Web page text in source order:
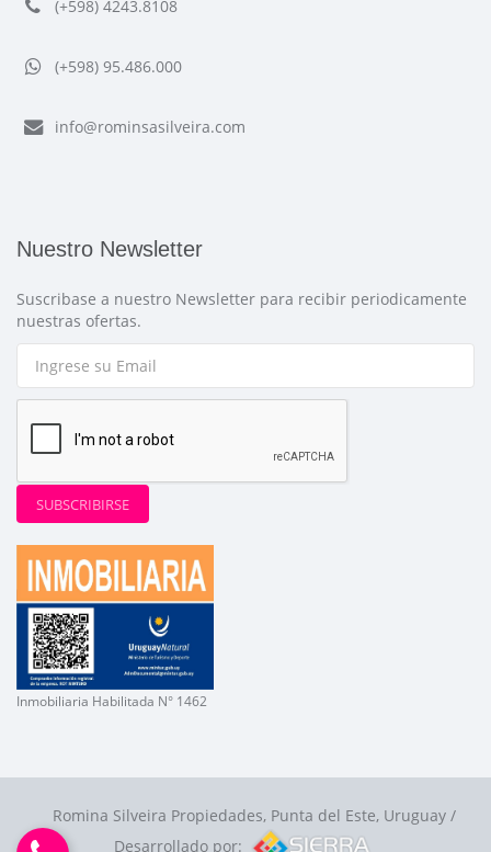
(+598) 4243.8108
(+598) 95.486.000
info@rominsasilveira.com
Nuestro Newsletter
Suscribase a nuestro Newsletter para recibir periodicamente
nuestras ofertas.
SUBSCRIBIRSE
Inmobiliaria Habilitada N° 1462
Romina Silveira Propiedades, Punta del Este, Uruguay /
Desarrollado por: